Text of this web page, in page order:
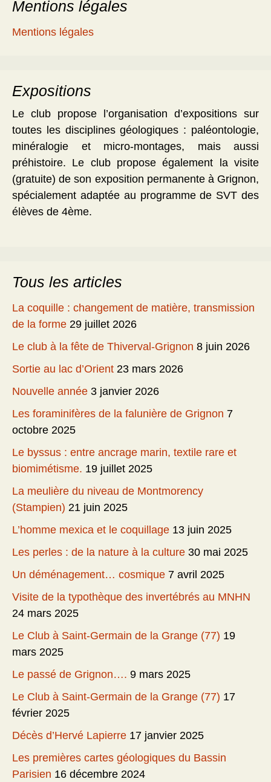
Mentions légales
Mentions légales
Expositions
Le club propose l’organisation d’expositions sur
toutes les disciplines géologiques : paléontologie,
minéralogie et micro-montages, mais aussi
préhistoire. Le club propose également la visite
(gratuite) de son exposition permanente à Grignon,
spécialement adaptée au programme de SVT des
élèves de 4ème.
Tous les articles
La coquille : changement de matière, transmission
de la forme 29 juillet 2026
Le club à la fête de Thiverval-Grignon 8 juin 2026
Sortie au lac d’Orient 23 mars 2026
Nouvelle année 3 janvier 2026
Les foraminifères de la falunière de Grignon 7
octobre 2025
Le byssus : entre ancrage marin, textile rare et
biomimétisme. 19 juillet 2025
La meulière du niveau de Montmorency
(Stampien) 21 juin 2025
L’homme mexica et le coquillage 13 juin 2025
Les perles : de la nature à la culture 30 mai 2025
Un déménagement… cosmique 7 avril 2025
Visite de la typothèque des invertébrés au MNHN
24 mars 2025
Le Club à Saint-Germain de la Grange (77) 19
mars 2025
Le passé de Grignon…. 9 mars 2025
Le Club à Saint-Germain de la Grange (77) 17
février 2025
Décès d’Hervé Lapierre 17 janvier 2025
Les premières cartes géologiques du Bassin
Parisien 16 décembre 2024